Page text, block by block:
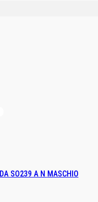
CONNETTORE ADATTATORE DA SO239 A N MASCHIO